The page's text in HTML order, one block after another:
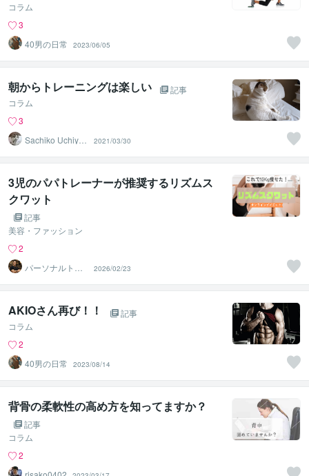
コラム
3
40男の日常
2023/06/05
朝からトレーニングは楽しい
記事
コラム
3
Sachiko Uchiya
2021/03/30
3児のパパトレーナーが推奨するリズムス
クワット
記事
美容・ファッション
2
パーソナルトレ
ーナーJTタク
2026/02/23
AKIOさん再び！！
記事
コラム
2
40男の日常
2023/08/14
背骨の柔軟性の高め方を知ってますか？
記事
コラム
2